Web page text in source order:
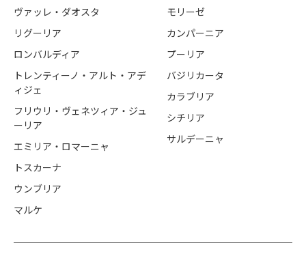
ヴァッレ・ダオスタ
リグーリア
ロンバルディア
トレンティーノ・アルト・アデ
ィジェ
フリウリ・ヴェネツィア・ジュ
ーリア
エミリア・ロマーニャ
トスカーナ
ウンブリア
マルケ
モリーゼ
カンパーニア
プーリア
バジリカータ
カラブリア
シチリア
サルデーニャ